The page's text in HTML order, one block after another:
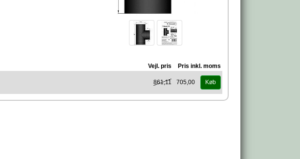
Vejl. pris Pris inkl. moms
861,11 705,00 Køb